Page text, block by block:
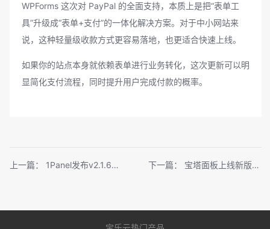
WPForms 这次对 PayPal 的全面支持，本质上是把“表单工
具”升级成“表单+支付”的一体化解决方案。对于中小网站来
说，这种轻量级收款方式更容易落地，也更适合快速上线。
如果你的站点本身就依赖表单进行业务转化，这次更新可以明
显简化支付流程，同时提升用户完成付款的概率。
上一篇： 1Panel发布v2.1.6版本：新增AI终端与智能体能力 下一篇： 宝塔面板上线新版OpenClaw插件：宿主机部署+一体化管理